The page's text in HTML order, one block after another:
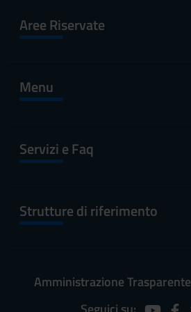
Aree Riservate
Menu
Servizi e Faq
Strutture di riferimento
Amministrazione Trasparente